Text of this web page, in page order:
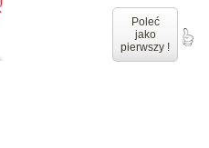
Poleć
jako
pierwszy !